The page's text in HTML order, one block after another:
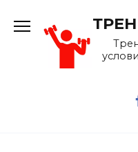
содержанию